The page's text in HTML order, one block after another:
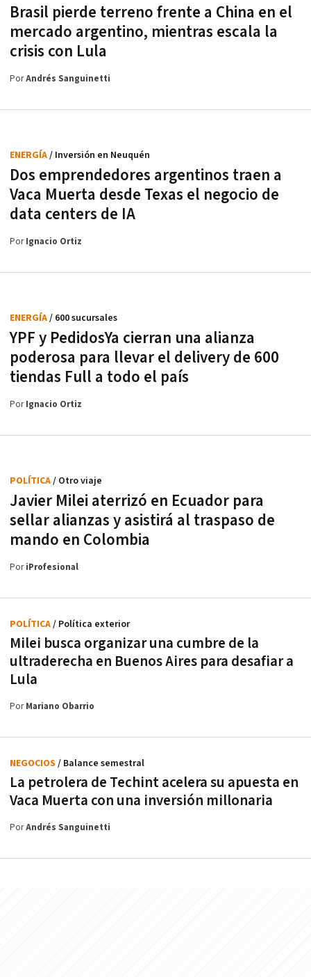
Brasil pierde terreno frente a China en el
mercado argentino, mientras escala la
crisis con Lula
PorAndrés Sanguinetti
Dos emprendedores argentinos traen a
Vaca Muerta desde Texas el negocio de
data centers de IA
ENERGÍA/ Inversión en Neuquén
PorIgnacio Ortiz
YPF y PedidosYa cierran una alianza
poderosa para llevar el delivery de 600
tiendas Full a todo el país
ENERGÍA/ 600 sucursales
PorIgnacio Ortiz
Javier Milei aterrizó en Ecuador para
sellar alianzas y asistirá al traspaso de
mando en Colombia
POLÍTICA/ Otro viaje
PoriProfesional
Milei busca organizar una cumbre de la
ultraderecha en Buenos Aires para desafiar a
Lula
POLÍTICA/ Política exterior
PorMariano Obarrio
La petrolera de Techint acelera su apuesta en
Vaca Muerta con una inversión millonaria
NEGOCIOS / Balance semestral
PorAndrés Sanguinetti